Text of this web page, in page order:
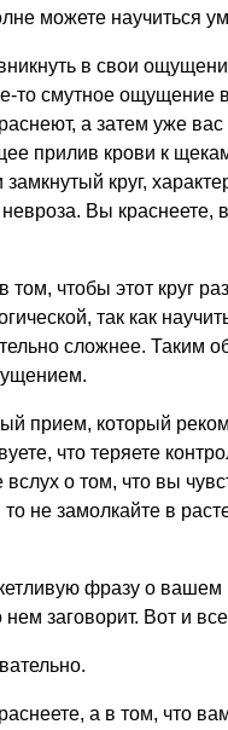
можете научиться
в свои
то смутное ощущение
а затем уже
прилив крови к
круг,
Вы
чтобы этот круг
так как
сложнее. Таким
прием, который
что теряете
вслух о том, что вы
не замолкайте в
фразу о вашем
нем заговорит. Вот и
а в том, что